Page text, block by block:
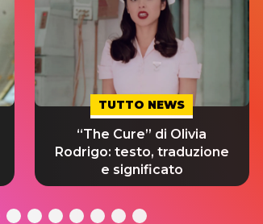
TUTTO NEWS
“The Cure” di Olivia
Rodrigo: testo, traduzione
e significato